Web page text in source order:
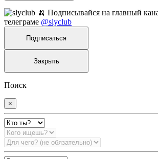
🍌 Подписывайся на главный
телеграме @slyclub
Подписаться
Закрыть
Поиск
×